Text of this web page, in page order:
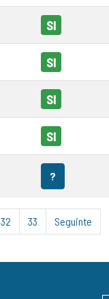
SI
SI
SI
SI
?
32 33 Seguinte